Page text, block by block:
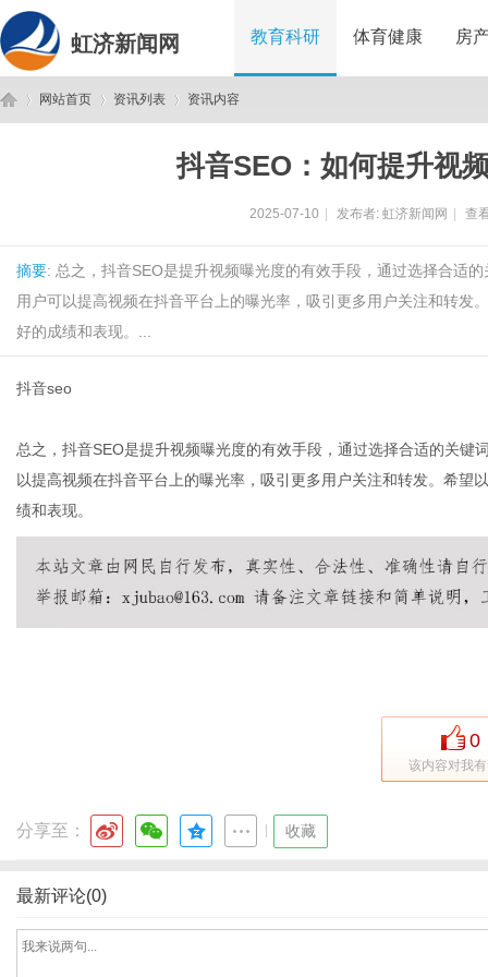
虹济新闻网 教育科研 体育健康 房
网站首页 资讯列表 资讯内容
抖音SEO：如何提升视
2025-07-10 发布者: 虹济新闻网 查
摘要: 总之，抖音SEO是提升视频曝光度的有效手段，通过选择合适
用户可以提高视频在抖音平台上的曝光率，吸引更多用户关注和转发
好的成绩和表现。...
抖音seo
总之，抖音SEO是提升视频曝光度的有效手段，通过选择合适的关
以提高视频在抖音平台上的曝光率，吸引更多用户关注和转发。希望
绩和表现。
0
该内容对我
分享至： 收藏
最新评论(0)